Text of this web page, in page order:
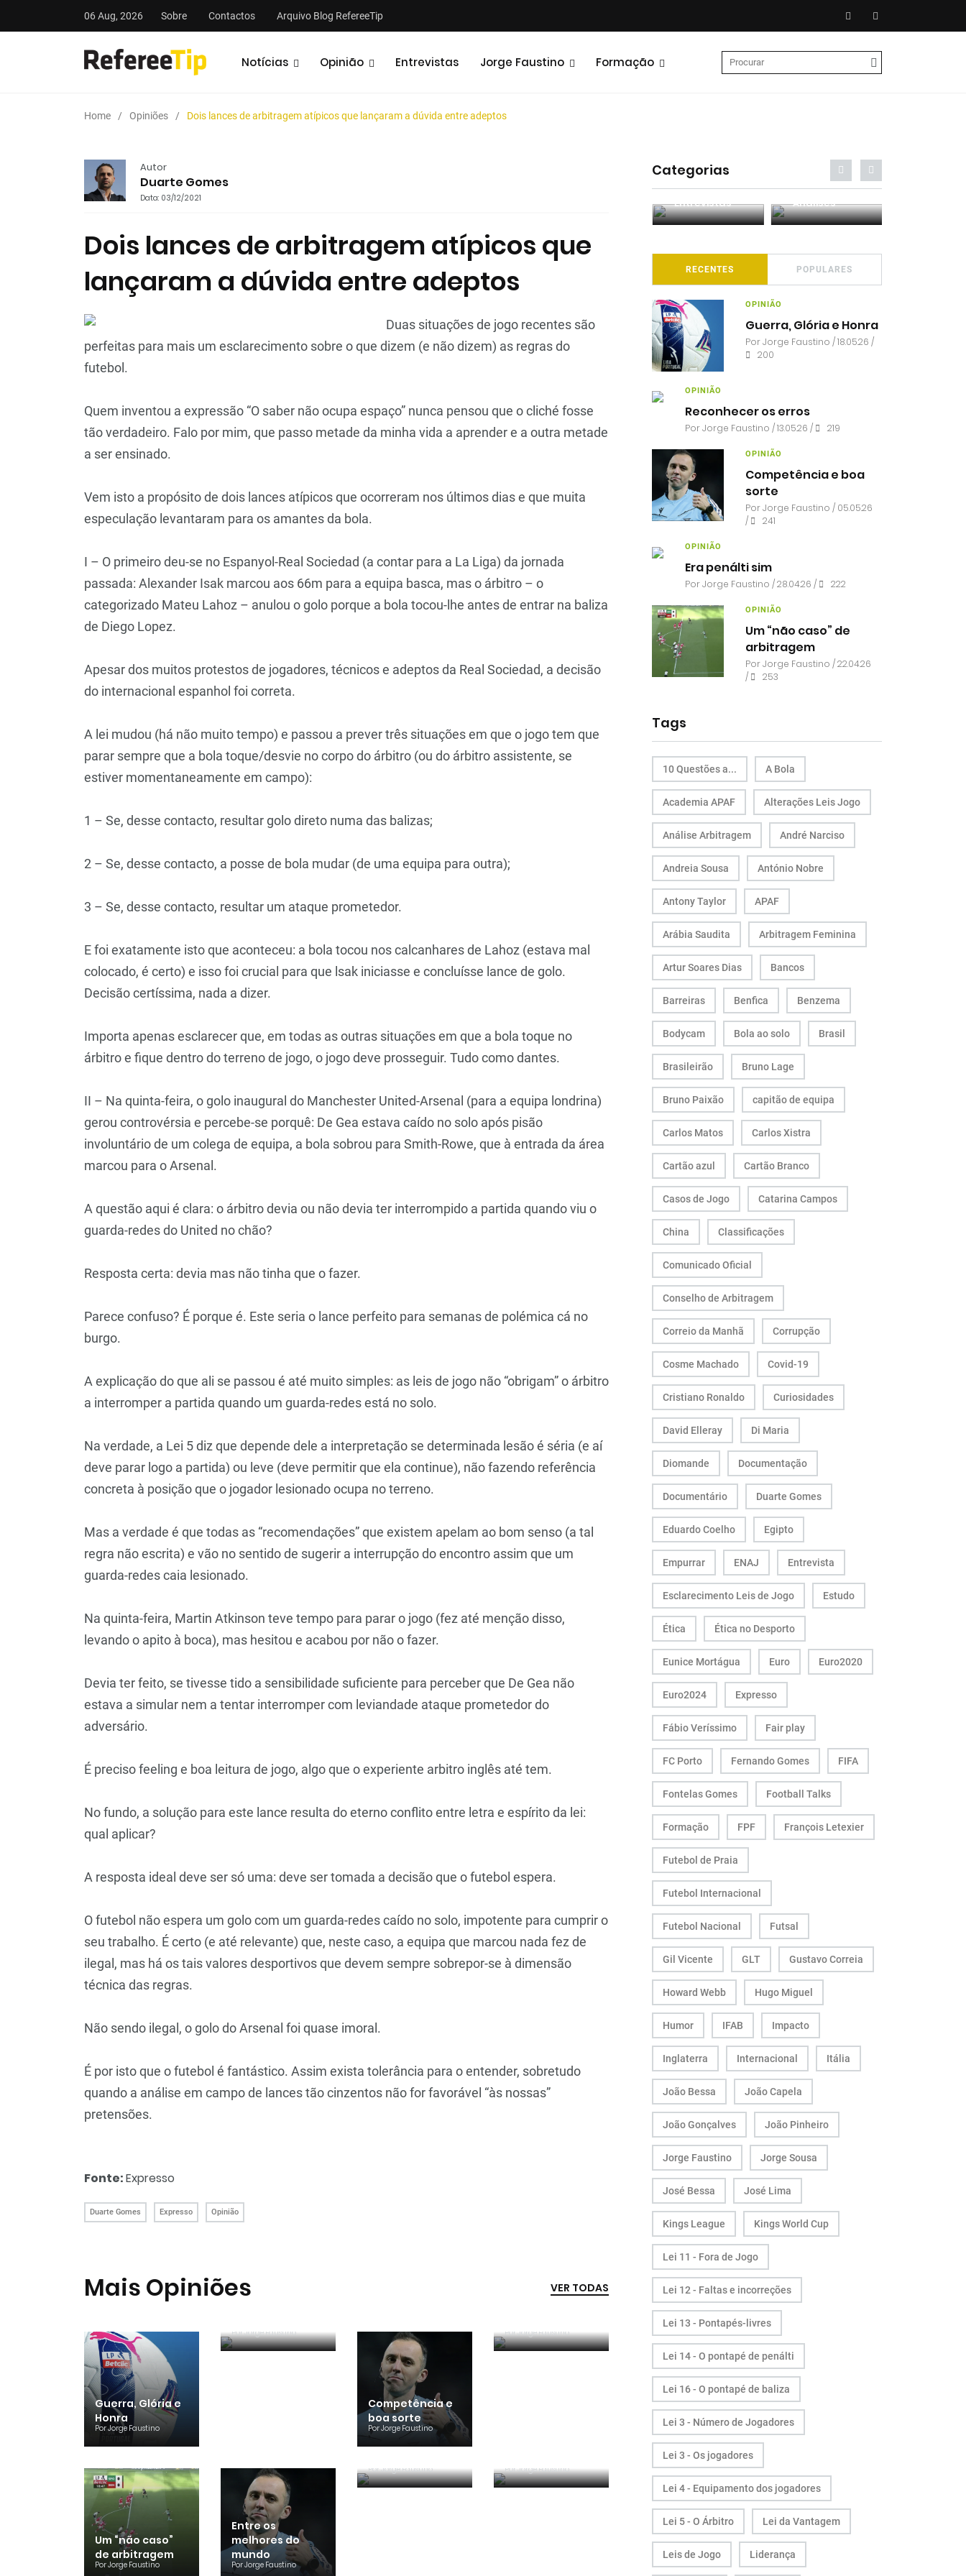
06 Aug, 2026 Sobre Contactos Arquivo Blog RefereeTip
Notícias Opinião Entrevistas Jorge Faustino Formação
Home Opiniões Dois lances de arbitragem atípicos que lançaram a dúvida entre adeptos
Autor
Duarte Gomes
Data: 03/12/2021
Dois lances de arbitragem atípicos que
lançaram a dúvida entre adeptos
Duas situações de jogo recentes são
perfeitas para mais um esclarecimento sobre o que dizem (e não dizem) as regras do
futebol.
Quem inventou a expressão “O saber não ocupa espaço” nunca pensou que o cliché fosse
tão verdadeiro. Falo por mim, que passo metade da minha vida a aprender e a outra metade
a ser ensinado.
Vem isto a propósito de dois lances atípicos que ocorreram nos últimos dias e que muita
especulação levantaram para os amantes da bola.
I – O primeiro deu-se no Espanyol-Real Sociedad (a contar para a La Liga) da jornada
passada: Alexander Isak marcou aos 66m para a equipa basca, mas o árbitro – o
categorizado Mateu Lahoz – anulou o golo porque a bola tocou-lhe antes de entrar na baliza
de Diego Lopez.
Apesar dos muitos protestos de jogadores, técnicos e adeptos da Real Sociedad, a decisão
do internacional espanhol foi correta.
A lei mudou (há não muito tempo) e passou a prever três situações em que o jogo tem que
parar sempre que a bola toque/desvie no corpo do árbitro (ou do árbitro assistente, se
estiver momentaneamente em campo):
1 – Se, desse contacto, resultar golo direto numa das balizas;
2 – Se, desse contacto, a posse de bola mudar (de uma equipa para outra);
3 – Se, desse contacto, resultar um ataque prometedor.
E foi exatamente isto que aconteceu: a bola tocou nos calcanhares de Lahoz (estava mal
colocado, é certo) e isso foi crucial para que lsak iniciasse e concluísse lance de golo.
Decisão certíssima, nada a dizer.
Importa apenas esclarecer que, em todas as outras situações em que a bola toque no
árbitro e fique dentro do terreno de jogo, o jogo deve prosseguir. Tudo como dantes.
II – Na quinta-feira, o golo inaugural do Manchester United-Arsenal (para a equipa londrina)
gerou controvérsia e percebe-se porquê: De Gea estava caído no solo após pisão
involuntário de um colega de equipa, a bola sobrou para Smith-Rowe, que à entrada da área
marcou para o Arsenal.
A questão aqui é clara: o árbitro devia ou não devia ter interrompido a partida quando viu o
guarda-redes do United no chão?
Resposta certa: devia mas não tinha que o fazer.
Parece confuso? É porque é. Este seria o lance perfeito para semanas de polémica cá no
burgo.
A explicação do que ali se passou é até muito simples: as leis de jogo não “obrigam” o árbitro
a interromper a partida quando um guarda-redes está no solo.
Na verdade, a Lei 5 diz que depende dele a interpretação se determinada lesão é séria (e aí
deve parar logo a partida) ou leve (deve permitir que ela continue), não fazendo referência
concreta à posição que o jogador lesionado ocupa no terreno.
Mas a verdade é que todas as “recomendações” que existem apelam ao bom senso (a tal
regra não escrita) e vão no sentido de sugerir a interrupção do encontro assim que um
guarda-redes caia lesionado.
Na quinta-feira, Martin Atkinson teve tempo para parar o jogo (fez até menção disso,
levando o apito à boca), mas hesitou e acabou por não o fazer.
Devia ter feito, se tivesse tido a sensibilidade suficiente para perceber que De Gea não
estava a simular nem a tentar interromper com leviandade ataque prometedor do
adversário.
É preciso feeling e boa leitura de jogo, algo que o experiente arbitro inglês até tem.
No fundo, a solução para este lance resulta do eterno conflito entre letra e espírito da lei:
qual aplicar?
A resposta ideal deve ser só uma: deve ser tomada a decisão que o futebol espera.
O futebol não espera um golo com um guarda-redes caído no solo, impotente para cumprir o
seu trabalho. É certo (e até relevante) que, neste caso, a equipa que marcou nada fez de
ilegal, mas há os tais valores desportivos que devem sempre sobrepor-se à dimensão
técnica das regras.
Não sendo ilegal, o golo do Arsenal foi quase imoral.
É por isto que o futebol é fantástico. Assim exista tolerância para o entender, sobretudo
quando a análise em campo de lances tão cinzentos não for favorável “às nossas”
pretensões.
Fonte:Expresso
Duarte Gomes Expresso Opinião
Mais Opiniões VER TODAS
Guerra, Glória e
Honra
PorJorge Faustino
PorJorge Faustino
Competência e
boa sorte
PorJorge Faustino
PorJorge Faustino
Um “não caso”
de arbitragem
PorJorge Faustino
Entre os
melhores do
mundo
PorJorge Faustino
Critério e
PorJorge Faustino PorJorge Faustino
Categorias
Análises Podcasts Entrevistas Análises
RECENTES POPULARES
OPINIÃO
Guerra, Glória e Honra
PorJorge Faustino / 18.05.26 /
200
OPINIÃO
Reconhecer os erros
PorJorge Faustino / 13.05.26 / 219
OPINIÃO
Competência e boa
sorte
PorJorge Faustino / 05.05.26
/
241
OPINIÃO
Era penálti sim
PorJorge Faustino / 28.04.26 / 222
OPINIÃO
Um “não caso” de
arbitragem
PorJorge Faustino / 22.04.26
/
253
Tags
10 Questões a... A Bola
Academia APAF Alterações Leis Jogo
Análise Arbitragem André Narciso
Andreia Sousa António Nobre
Antony Taylor APAF
Arábia Saudita Arbitragem Feminina
Artur Soares Dias Bancos
Barreiras Benfica Benzema
Bodycam Bola ao solo Brasil
Brasileirão Bruno Lage
Bruno Paixão capitão de equipa
Carlos Matos Carlos Xistra
Cartão azul Cartão Branco
Casos de Jogo Catarina Campos
China Classificações
Comunicado Oficial
Conselho de Arbitragem
Correio da Manhã Corrupção
Cosme Machado Covid-19
Cristiano Ronaldo Curiosidades
David Elleray Di Maria
Diomande Documentação
Documentário Duarte Gomes
Eduardo Coelho Egipto
Empurrar ENAJ Entrevista
Esclarecimento Leis de Jogo Estudo
Ética Ética no Desporto
Eunice Mortágua Euro Euro2020
Euro2024 Expresso
Fábio Veríssimo Fair play
FC Porto Fernando Gomes FIFA
Fontelas Gomes Football Talks
Formação FPF François Letexier
Futebol de Praia
Futebol Internacional
Futebol Nacional Futsal
Gil Vicente GLT Gustavo Correia
Howard Webb Hugo Miguel
Humor IFAB Impacto
Inglaterra Internacional Itália
João Bessa João Capela
João Gonçalves João Pinheiro
Jorge Faustino Jorge Sousa
José Bessa José Lima
Kings League Kings World Cup
Lei 11 - Fora de Jogo
Lei 12 - Faltas e incorreções
Lei 13 - Pontapés-livres
Lei 14 - O pontapé de penálti
Lei 16 - O pontapé de baliza
Lei 3 - Número de Jogadores
Lei 3 - Os jogadores
Lei 4 - Equipamento dos jogadores
Lei 5 - O Árbitro Lei da Vantagem
Leis de Jogo Liderança